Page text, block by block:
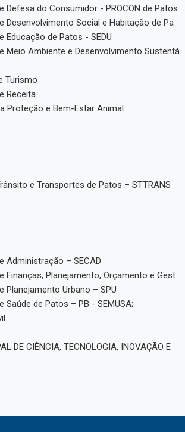
Defesa do Consumidor - PROCON de Patos
Desenvolvimento Social e Habitação de Pa
Educação de Patos - SEDU
Meio Ambiente e Desenvolvimento Sustentá
Turismo
Receita
Proteção e Bem-Estar Animal
e Transportes de Patos – STTRANS
Administração – SECAD
Finanças, Planejamento, Orçamento e Gest
Planejamento Urbano – SPU
Saúde de Patos – PB - SEMUSA;
DE CIÊNCIA, TECNOLOGIA, INOVAÇÃO E